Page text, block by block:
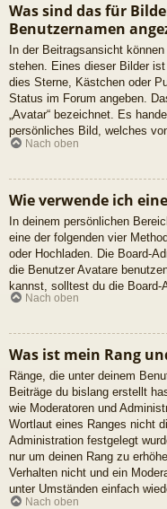
Was sind das für
Benutzernamen
In der Beitragsansicht
stehen. Eines dieser Bilder
dies Sterne, Kästchen oder
Status im Forum angeben.
„Avatar“ bezeichnet. Es
persönliches Bild, welches
Nach oben
Wie verwende ich
In deinem persönlichen
eine der folgenden vier
oder Hochladen. Die Board-
die Benutzer Avatare
kannst, solltest du die Board-
Nach oben
Was ist mein Rang
Ränge, die unter deinem
Beiträge du bislang erstellt
wie Moderatoren und
Wortlaut eines Ranges nicht
Administration festgelegt
nur um deinen Rang zu
Verhalten nicht und ein
unter Umständen einfach
Nach oben